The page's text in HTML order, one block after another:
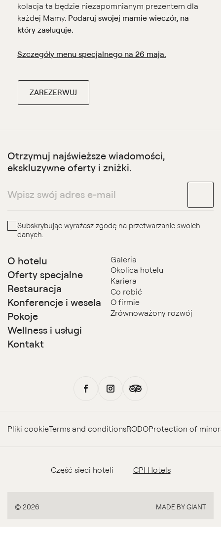
kolacja ta będzie niezapomnianym prezentem dla
każdej Mamy. Podaruj swojej mamie wieczór, na
który zasługuje.
Szczegóły menu specjalnego na 26 maja.
ZAREZERWUJ
O hotelu
Oferty specjalne
Restauracja
Konferencje i wesela
Pokoje
Wellness i usługi
Kontakt
Galeria
Okolica hotelu
Kariera
Co robić
O firmie
Zrównoważony rozwój
Otrzymuj najświeższe wiadomości,
ekskluzywne oferty i zniżki.
Subskrybując wyrażasz zgodę na przetwarzanie swoich
danych.
Pliki cookieTerms and conditionsRODOProtection of
© 2026
Część sieci hoteli CPI Hotels
MADE BY GIANT